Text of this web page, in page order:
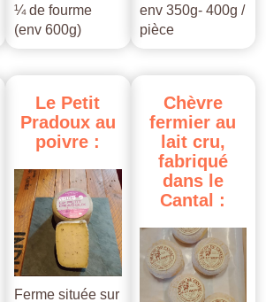
¼ de fourme
(env 600g)
env 350g- 400g /
pièce
Le Petit
Pradoux au
poivre :
Ferme située sur
Chèvre
fermier au
lait cru,
fabriqué
dans le
Cantal :